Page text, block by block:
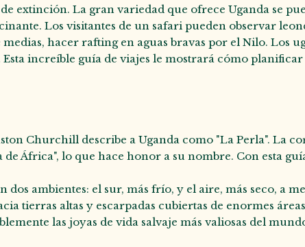
extinción. La gran variedad que ofrece Uganda se
Los visitantes de un safari pueden observar
hacer rafting en aguas bravas por el Nilo. Los
increíble guía de viajes le mostrará cómo
Churchill describe a Uganda como "La Perla". La
África", lo que hace honor a su nombre. Con esta
dos ambientes: el sur, más frío, y el aire, más seco, a
tierras altas y escarpadas cubiertas de enormes
las joyas de vida salvaje más valiosas del